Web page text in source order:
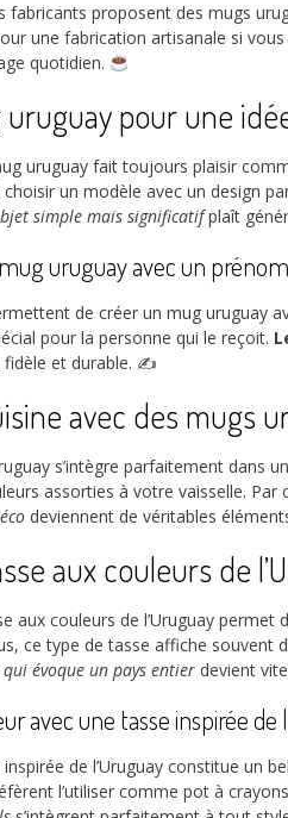
fabricants proposent des mugs
une fabrication artisanale si
quotidien.
pour une
uruguay fait toujours plaisir
un modèle avec un design
simple mais significatifplaît
uruguay avec un
de créer un mug uruguay
pour la personne qui le reçoit.
fidèle et durable. ✍️
avec des mugs
s’intègre parfaitement dans
assorties à votre vaisselle.
deviennent de véritables
aux couleurs de
aux couleurs de l’Uruguay
ce type de tasse affiche
évoque un pays entier devient
avec une tasse inspirée de
de l’Uruguay constitue un
l’utiliser comme pot à